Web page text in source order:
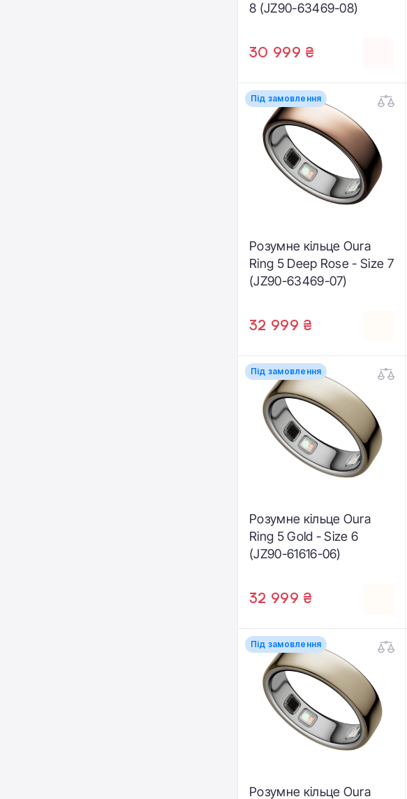
8 (JZ90-63469-08)
30 999 ₴
Під замовлення
Розумне кільце Oura
Ring 5 Deep Rose - Size 7
(JZ90-63469-07)
32 999 ₴
Під замовлення
Розумне кільце Oura
Ring 5 Gold - Size 6
(JZ90-61616-06)
32 999 ₴
Під замовлення
Розумне кільце Oura